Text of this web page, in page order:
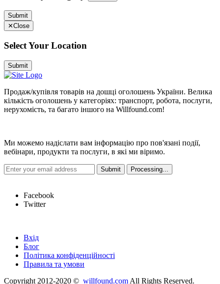
Submit
✕Close
Select Your Location
Submit
Продаж/купівля товарів на дошці оголошень України. Велика
кількість оголошень у категоріях: транспорт, робота, послуги,
нерухомість, та багато іншого на Willfound.com!
Ми можемо надіслати вам інформацію про пов'язані події,
вебінари, продукти та послуги, в які ми віримо.
Facebook
Twitter
Вхід
Блог
Політика конфіденційності
Правила та умови
Copyright 2012-2020 © willfound.com All Rights Reserved.